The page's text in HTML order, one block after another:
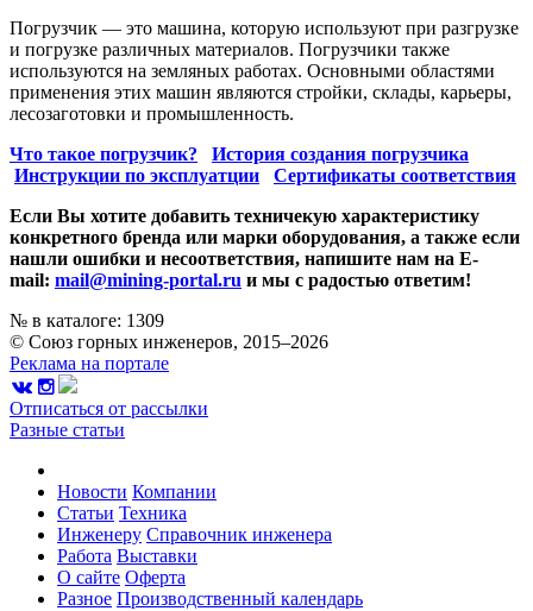
Погрузчик — это машина, которую используют при разгрузке
и погрузке различных материалов. Погрузчики также
используются на земляных работах. Основными областями
применения этих машин являются стройки, склады, карьеры,
лесозаготовки и промышленность.
Что такое погрузчик?
История создания погрузчика
Инструкции по эксплуатции
Сертификаты соответствия
Если Вы хотите добавить техничекую характеристику
конкретного бренда или марки оборудования, а также если
нашли ошибки и несоответствия, напишите нам на E-
mail: mail@mining-portal.ru и мы с радостью ответим!
№ в каталоге: 1309
© Союз горных инженеров, 2015–2026
Реклама на портале
Отписаться от рассылки
Разные статьи
Новости Компании
Статьи Техника
Инженеру Справочник инженера
Работа Выставки
О сайте Оферта
Разное Производственный календарь